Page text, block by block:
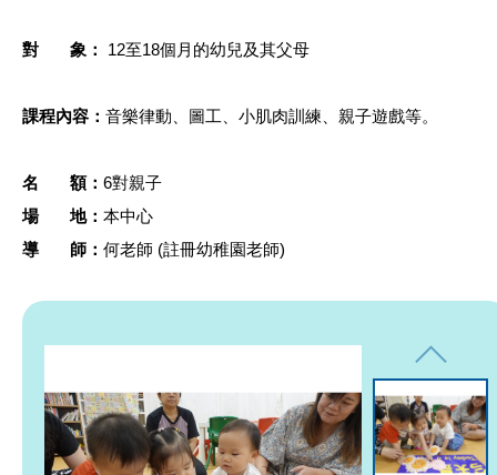
對 象： 12至18個月的幼兒及其父母
課程內容： 音樂律動、圖工、小肌肉訓練、親子遊戲等。
名 額： 6對親子
場 地： 本中心
導
師： 何老師 (註冊幼稚園老師)